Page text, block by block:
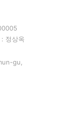
정상옥
gu,